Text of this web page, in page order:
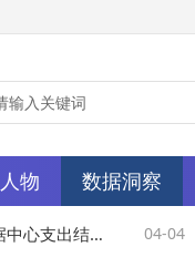
物 数据洞察
支出结构 04-04